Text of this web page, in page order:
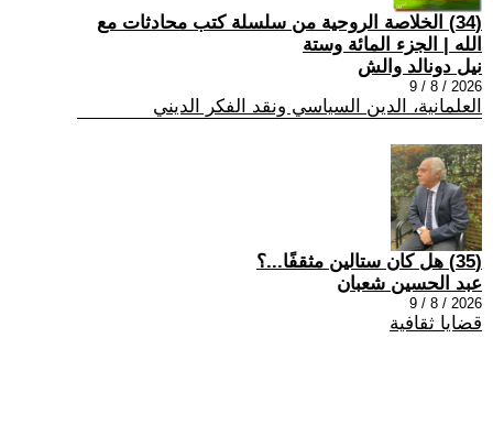
(34) الخلاصة الروحية من سلسلة كتب محادثات مع
الله | الجزء المائة وستة
نيل دونالد والش
2026 / 8 / 9
العلمانية، الدين السياسي ونقد الفكر الديني
(35) هل كان ستالين مثقفًا...؟
عبد الحسين شعبان
2026 / 8 / 9
قضايا ثقافية